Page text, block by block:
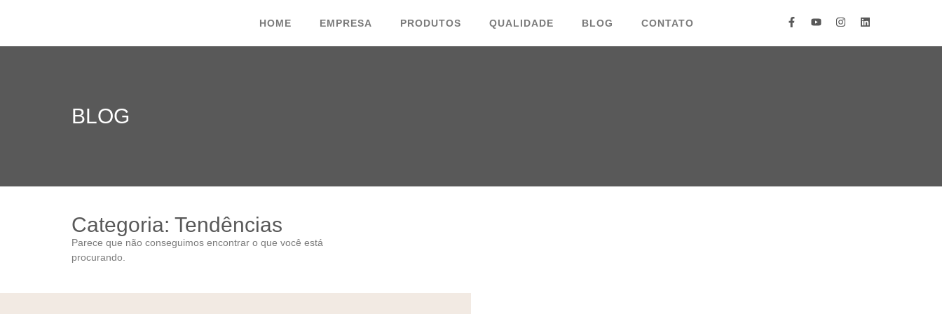
HOME EMPRESA PRODUTOS QUALIDADE BLOG CONTATO
BLOG
Categoria: Tendências
Parece que não conseguimos encontrar o que você está
procurando.